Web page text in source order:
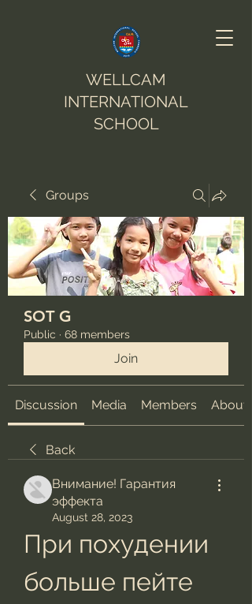
WELLCAM
INTERNATIONAL
SCHOOL
Groups
SOT G
Public · 68 members
Join
Discussion Media Members About
Back
Внимание! Гарантия
эффекта
August 28, 2023
При похудении
больше пейте